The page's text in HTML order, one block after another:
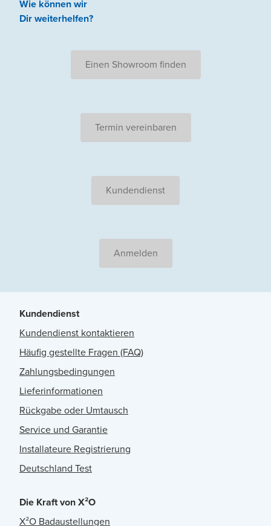
Wie können wir
Dir weiterhelfen?
Einen Showroom finden
Termin vereinbaren
Kundendienst
Anmelden
Kundendienst
Kundendienst kontaktieren
Häufig gestellte Fragen (FAQ)
Zahlungsbedingungen
Lieferinformationen
Rückgabe oder Umtausch
Service und Garantie
Installateure Registrierung
Deutschland Test
Die Kraft von X²O
X²O Badaustellungen